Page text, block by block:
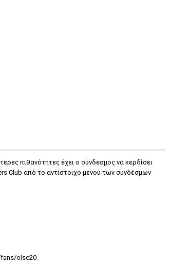
πιθανότητες έχει ο σύνδεσμος να κερδίσει
Club από το αντίστοιχο μενού των συνδέσμων
fans/olsc20